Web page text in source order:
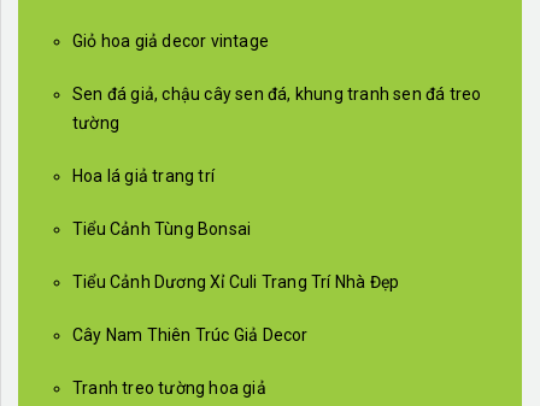
Giỏ hoa giả decor vintage
Sen đá giả, chậu cây sen đá, khung tranh sen đá treo
tường
Hoa lá giả trang trí
Tiểu Cảnh Tùng Bonsai
Tiểu Cảnh Dương Xỉ Culi Trang Trí Nhà Đẹp
Cây Nam Thiên Trúc Giả Decor
Tranh treo tường hoa giả